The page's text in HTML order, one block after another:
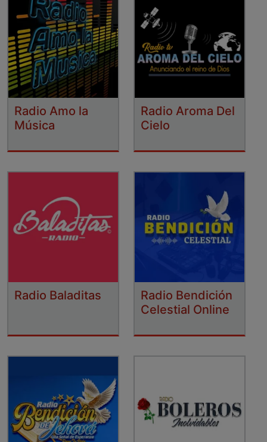
Radio Amo la
Música
Radio Aroma Del
Cielo
Radio Baladitas
Radio Bendición
Celestial Online